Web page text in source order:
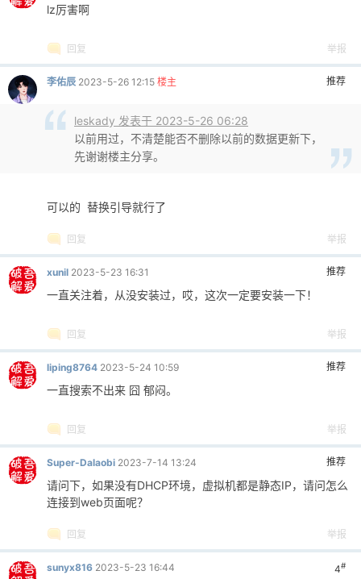
lz厉害啊
回复 举报
推荐
李佑辰 2023-5-26 12:15 楼主
leskady 发表于 2023-5-26 06:28
以前用过，不清楚能否不删除以前的数据更新下，
先谢谢楼主分享。
可以的 替换引导就行了
回复 举报
推荐
xunil 2023-5-23 16:31
一直关注着，从没安装过，哎，这次一定要安装一下！
回复 举报
推荐
liping8764 2023-5-24 10:59
一直搜索不出来 囧 郁闷。
回复 举报
推荐
Super-Dalaobi 2023-7-14 13:24
请问下，如果没有DHCP环境，虚拟机都是静态IP，请问怎么
连接到web页面呢？
回复 举报
4#
sunyx816 2023-5-23 16:44